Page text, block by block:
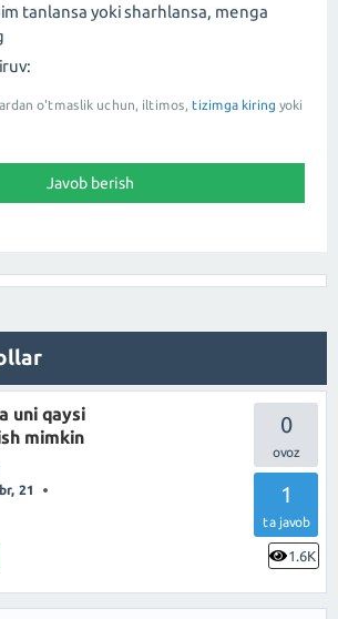
tanlansa yoki sharhlansa, menga
o'tmaslik uchun, iltimos, tizimga kiring yoki
0
1
ta javob
1.6K
uni qaysi
mimkin
21